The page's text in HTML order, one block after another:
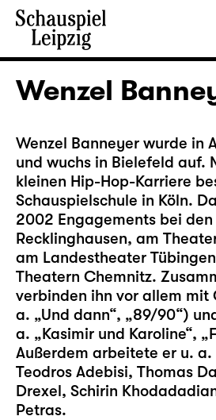
Wenzel
Wenzel Banneyer wurde in
und wuchs in Bielefeld auf.
kleinen Hip-Hop-Karriere
Schauspielschule in Köln.
2002 Engagements bei
Recklinghausen, am
am Landestheater
Theatern Chemnitz.
verbinden ihn vor allem mit
a. „Und dann“, „89/90“)
a. „Kasimir und Karoline“,
Außerdem arbeitete er u.
Teodros Adebisi, Thomas
Drexel, Schirin
Petras.